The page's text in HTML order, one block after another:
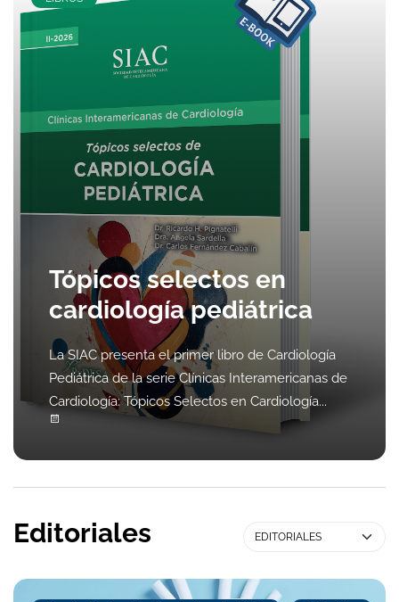
Tópicos selectos en
cardiología pediátrica
La SIAC presenta el primer libro de Cardiología
Pediátrica de la serie Clínicas Interamericanas de
Cardiología: Tópicos Selectos en Cardiología...
Editoriales